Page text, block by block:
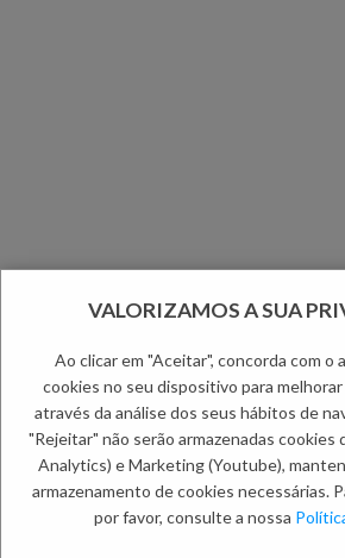
VALORIZAMOS A SUA
Ao clicar em "Aceitar", concorda com o
cookies no seu dispositivo para
através da análise dos seus hábitos de
"Rejeitar" não serão armazenadas
Analytics) e Marketing (Youtube),
armazenamento de cookies necessárias.
por favor, consulte a nossa